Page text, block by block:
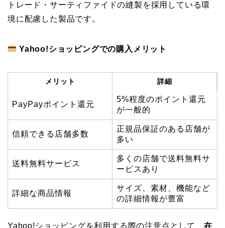
トレード・サーティファイドの縫製を採用している環
境に配慮した製品です。
Yahoo!ショッピングでの購入メリット
メリット 詳細
PayPayポイント還元
5%程度のポイント還元
が一般的
信頼できる店舗多数
正規品保証のある店舗が
多い
送料無料サービス
多くの店舗で送料無料サ
ービスあり
詳細な商品情報
サイズ、素材、機能など
の詳細情報が豊富
Yahoo!ショッピングを利用する際の注意点として、 在